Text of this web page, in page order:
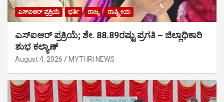
ಎಸ್‍ಐಆರ್ ಪ್ರಕ್ರಿಯೆ ಭರ್ತಿ ರಾಜ್ಯ ರಾಷ್ಟ್ರೀಯ
ಎಸ್‍ಐಆರ್ ಪ್ರಕ್ರಿಯೆ; ಶೇ. 88.89ರಷ್ಟು ಪ್ರಗತಿ – ಜಿಲ್ಲಾಧಿಕಾರಿ
ಶುಭ ಕಲ್ಯಾಣ್
August 4, 2026 MYTHRI NEWS